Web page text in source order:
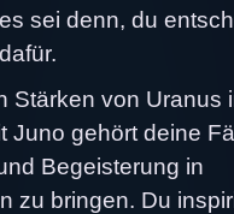
sei denn, du
Stärken von Uranus
Juno gehört deine
Begeisterung in
zu bringen. Du